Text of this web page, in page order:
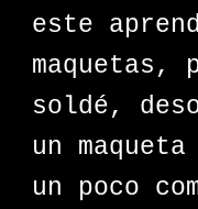
este
maquetas,
soldé,
un
un poco